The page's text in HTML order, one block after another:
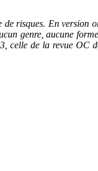
risques. En
genre, aucune
de la revue OC